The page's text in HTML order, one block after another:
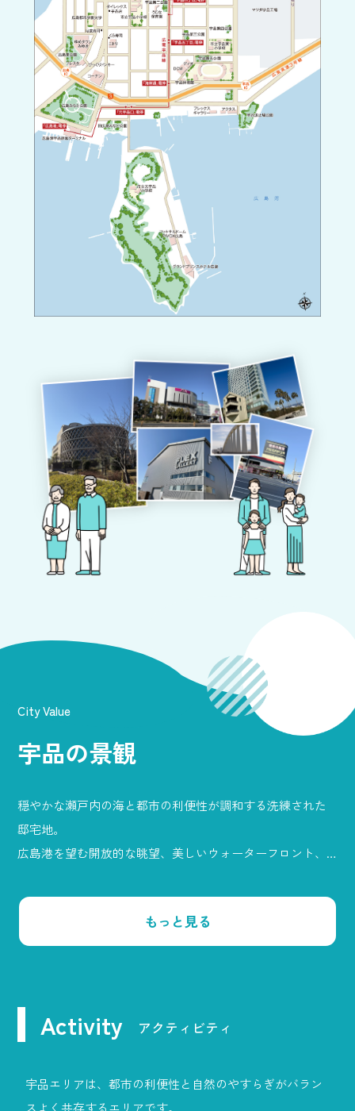
City Value
宇品の景観
穏やかな瀬戸内の海と都市の利便性が調和する洗練された
邸宅地。
広島港を望む開放的な眺望、美しいウォーターフロント、
す。
商業施設や教育機関も揃い、快適で上質な暮らしを実現。
都心へのスムーズなアクセスと豊かな自然が共存するこの
発展が期待されます。
もっと見る
Activity アクティビティ
宇品エリアは、都市の利便性と自然のやすらぎがバラン
スよく共存するエリアです。